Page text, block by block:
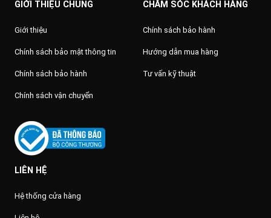
GIỚI THIỆU CHUNG
Giới thiệu
Chính sách bảo mật thông tin
Chính sách bảo hành
Chính sách vận chuyển
CHĂM SÓC KHÁCH HÀNG
Chính sách bảo hành
Hướng dẫn mua hàng
Tư vấn kỹ thuật
LIÊN HỆ
Hệ thống cửa hàng